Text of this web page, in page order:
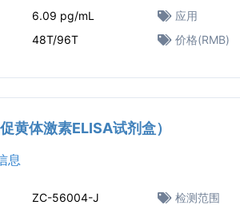
6.09 pg/mL 应用
48T/96T 价格(RMB)
黄体激素ELISA试剂盒）
息
ZC-56004-J 检测范围